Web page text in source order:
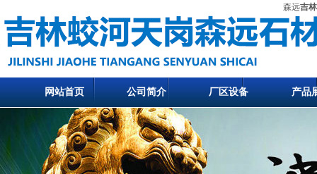
森远吉
网站首页 公司简介 厂区设备 产品